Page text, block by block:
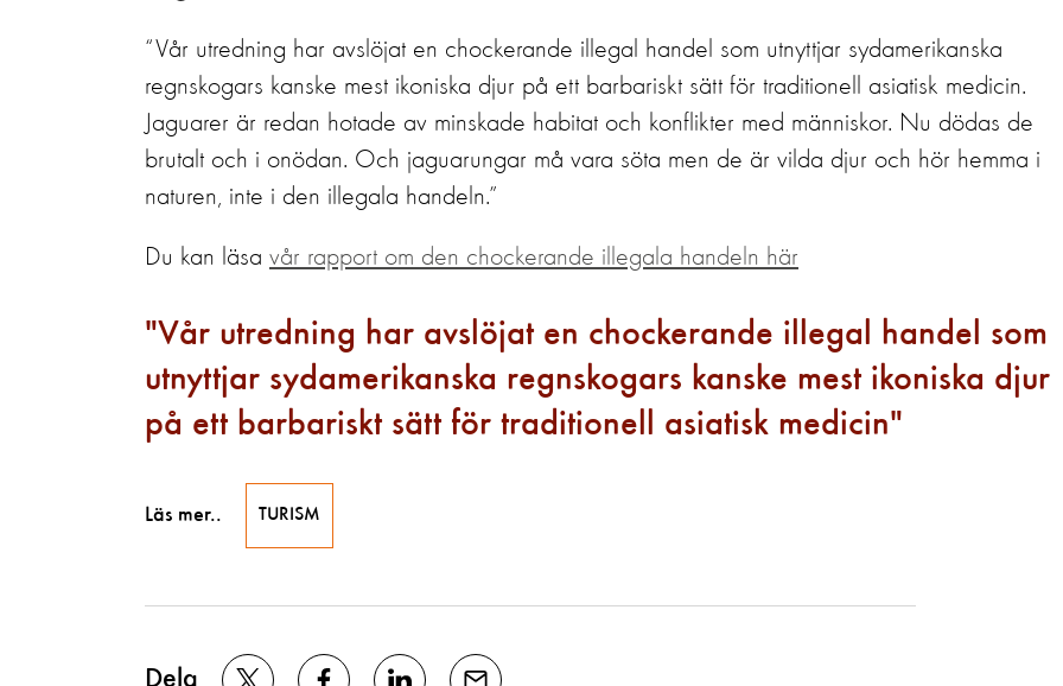
“Vår utredning har avslöjat en chockerande illegal handel som utnyttjar sydamerikanska
regnskogars kanske mest ikoniska djur på ett barbariskt sätt för traditionell asiatisk medicin.
Jaguarer är redan hotade av minskade habitat och konflikter med människor. Nu dödas de
brutalt och i onödan. Och jaguarungar må vara söta men de är vilda djur och hör hemma i
naturen, inte i den illegala handeln.”
Du kan läsa vår rapport om den chockerande illegala handeln här
Vår utredning har avslöjat en chockerande illegal handel som
utnyttjar sydamerikanska regnskogars kanske mest ikoniska djur
på ett barbariskt sätt för traditionell asiatisk medicin
Läs mer.. TURISM
Dela